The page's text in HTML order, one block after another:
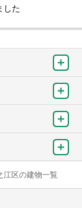
した
江区の建物一覧